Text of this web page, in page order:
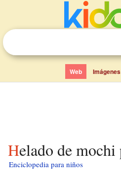
Web Imágenes
Helado de
Enciclopedia para niños